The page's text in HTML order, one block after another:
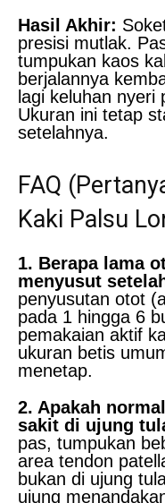
Hasil Akhir:
presisi mutlak.
tumpukan kaos
berjalannya
lagi keluhan nyeri
Ukuran ini tetap
setelahnya.
FAQ
Kaki Palsu
1. Berapa lama
menyusut
penyusutan otot
pada 1 hingga 6
pemakaian aktif
ukuran betis
menetap.
2. Apakah
sakit di ujung
pas, tumpukan
area tendon
bukan di ujung
ujung